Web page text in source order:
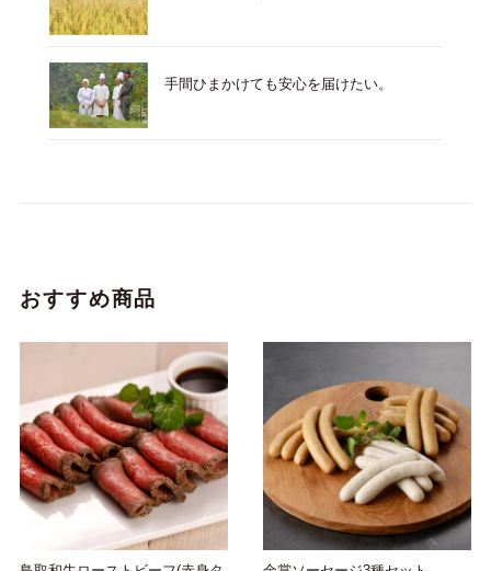
手間ひまかけても安心を届けたい。
おすすめ商品